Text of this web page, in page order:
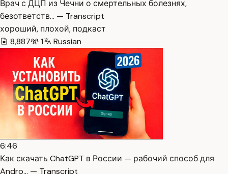
Врач с ДЦП из Чечни о смертельных болезнях,
безответств… — Transcript
хороший, плохой, подкаст
8,887
1 Russian
6:46
Как скачать ChatGPT в России — рабочий способ для
Andro… — Transcript